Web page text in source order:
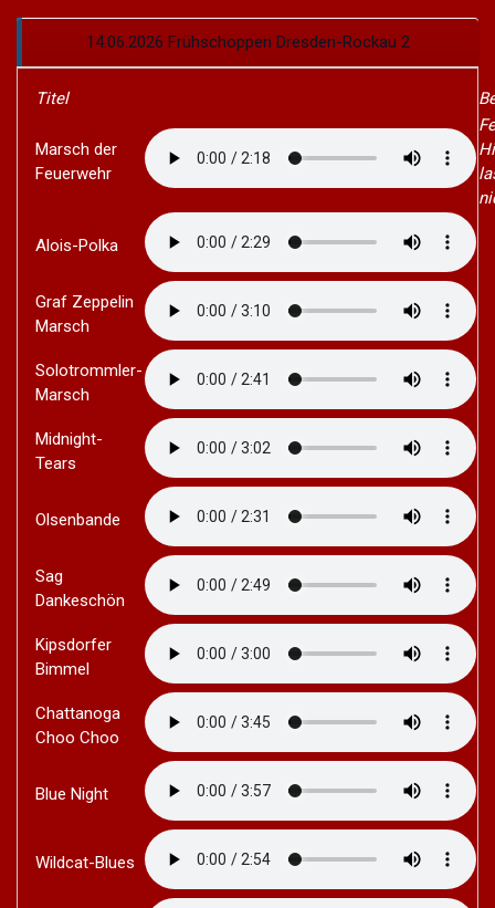
14.06.2026 Frühschoppen Dresden-Rockau 2
Titel
Marsch der
Feuerwehr
Alois-Polka
Graf Zeppelin
Marsch
Solotrommler-
Marsch
Midnight-
Tears
Olsenbande
Sag
Dankeschön
Kipsdorfer
Bimmel
Chattanoga
Choo Choo
Blue Night
Wildcat-Blues